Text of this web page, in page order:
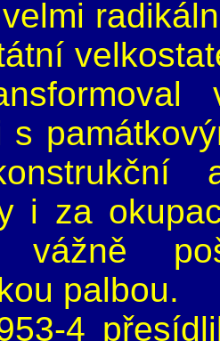
s
i za
palbou.
4